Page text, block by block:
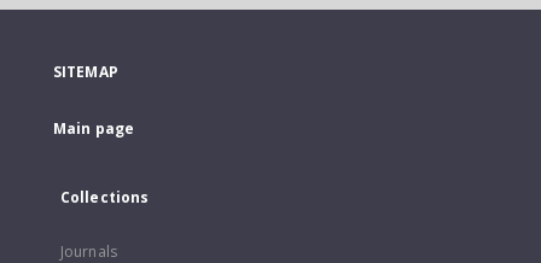
SITEMAP
Main page
Collections
Journals